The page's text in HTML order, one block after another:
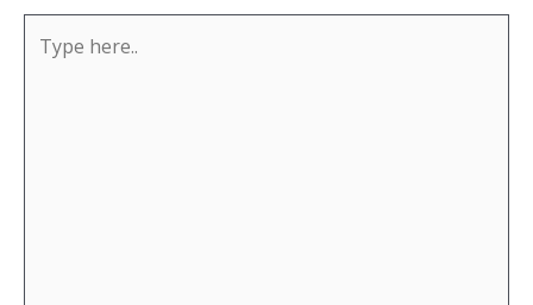
here..